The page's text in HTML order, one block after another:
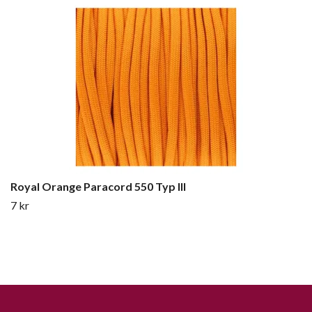
Royal Orange Paracord 550 Typ III
7 kr